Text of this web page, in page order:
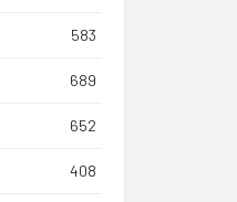
583
689
652
408